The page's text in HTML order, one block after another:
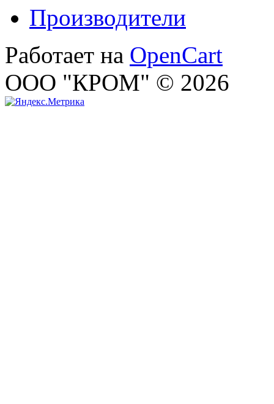
Производители
Работает на OpenCart
ООО "КРОМ" © 2026